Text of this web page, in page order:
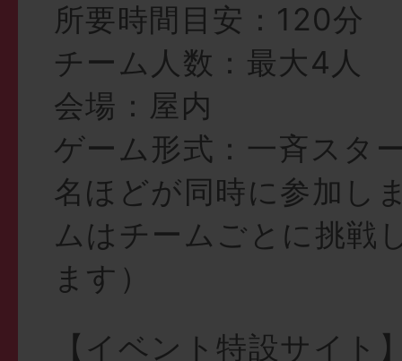
所要時間目安：120分
チーム人数：最大4人
会場：屋内
ゲーム形式：一斉スタ
名ほどが同時に参加し
ムはチームごとに挑戦
ます）
【イベント特設サイト